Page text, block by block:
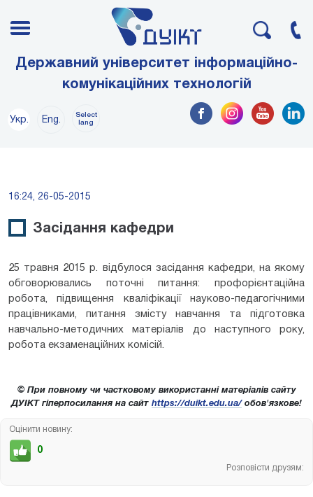
Державний університет інформаційно-
комунікаційних технологій
Укр. Eng.
Select
lang
16:24, 26-05-2015
Засідання кафедри
25 травня 2015 р. відбулося засідання кафедри, на якому
обговорювались поточні питання: профорієнтаційна
робота, підвищення кваліфікації науково-педагогічними
працівниками, питання змісту навчання та підготовка
навчально-методичних матеріалів до наступного року,
робота екзаменаційних комісій.
© При повному чи частковому використанні матеріалів сайту
ДУІКТ гіперпосилання на сайт https://duikt.edu.ua/обов'язкове!
Оцінити новину:
0
Розповісти друзям: